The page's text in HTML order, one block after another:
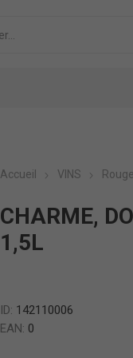
Accueil VINS Rouge
CHARME,
1,5L
ID: 142110006
EAN: 0